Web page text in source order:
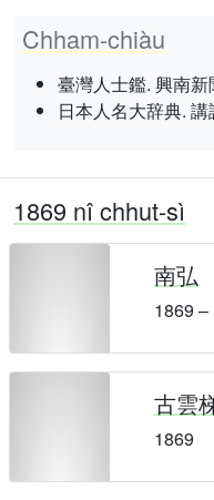
Chham-chiàu
臺灣人士鑑. 興南
日本人名大辞典.
1869 nî chhut-sì
南弘
1869 –
古雲
1869